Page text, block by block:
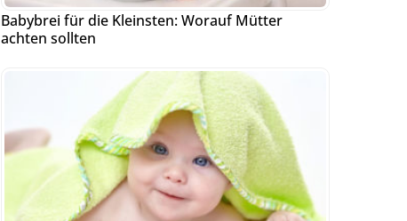
Babybrei für die Kleinsten: Worauf Mütter
achten sollten